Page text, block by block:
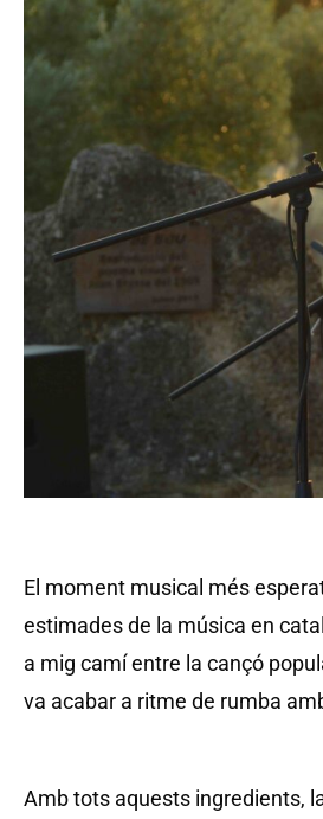
El moment musical més
estimades de la música en
a mig camí entre la cançó
va acabar a ritme de rumba
Amb tots aquests ingredients,